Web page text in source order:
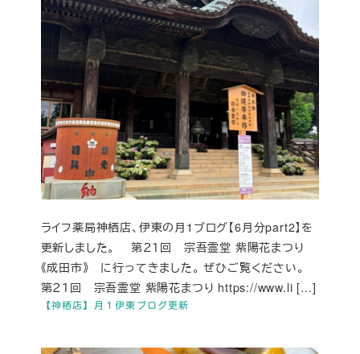
【神栖店】月１伊東ブログ更新
ライフ薬局神栖店、伊東の月1ブログ【6月分part2】を
更新しました。 第２１回 宗吾霊堂 紫陽花まつり
《成田市》 に行ってきました。 ぜひご覧ください。
第２１回 宗吾霊堂 紫陽花まつり https://www.li […]